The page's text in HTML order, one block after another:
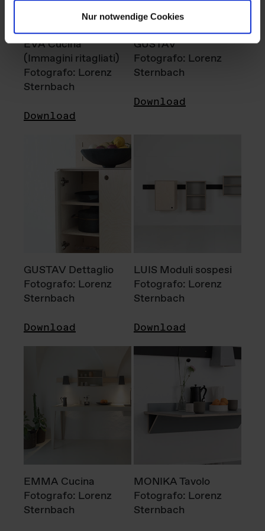
Nur notwendige Cookies
EVA Cucina
(Immagini ritagliati)
Fotografo: Lorenz
Sternbach
Download
GUSTAV
Fotografo: Lorenz
Sternbach
Download
GUSTAV Dettaglio
Fotografo: Lorenz
Sternbach
Download
LUIS Moduli sospesi
Fotografo: Lorenz
Sternbach
Download
EMMA Cucina
Fotografo: Lorenz
Sternbach
MONIKA Tavolo
Fotografo: Lorenz
Sternbach